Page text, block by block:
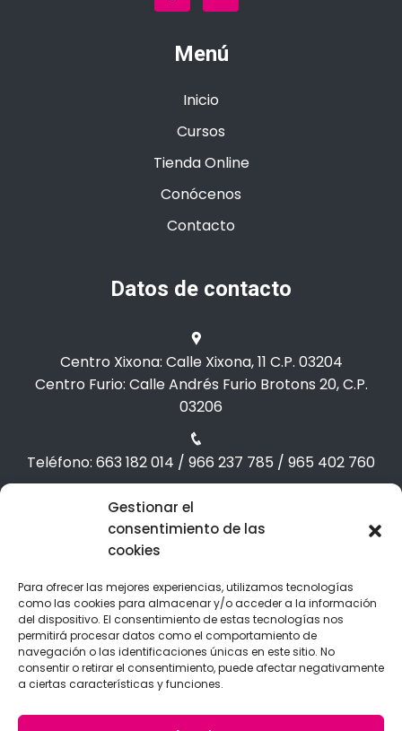
Gestionar el
consentimiento de las
cookies
Para ofrecer las mejores experiencias, utilizamos tecnologías
como las cookies para almacenar y/o acceder a la información
del dispositivo. El consentimiento de estas tecnologías nos
permitirá procesar datos como el comportamiento de
navegación o las identificaciones únicas en este sitio. No
consentir o retirar el consentimiento, puede afectar negativamente
a ciertas características y funciones.
Menú
Inicio
Cursos
Tienda Online
Conócenos
Contacto
Datos de contacto
Centro Xixona: Calle Xixona, 11 C.P. 03204
Centro Furio: Calle Andrés Furio Brotons 20, C.P.
03206
Teléfono: 663 182 014 / 966 237 785 / 965 402 760
Correo: info@formap.es /admin@formap.es